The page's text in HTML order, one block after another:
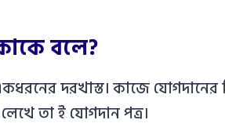
বলে?
দরখাস্ত। কাজে যোগদানের
তা ই যোগদান পত্র।